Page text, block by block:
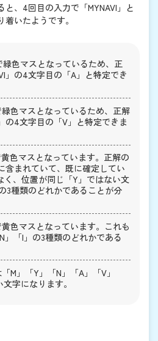
と、4回目の入力で「MYNAVI」と
いたようです。
色マスとなっているため、正
」の4文字目の「A」と特定でき
色マスとなっているため、正解
の4文字目の「V」と特定できま
色マスとなっています。正解の
含まれていて、既に確定してい
く、位置が同じ「Y」ではない文
3種類のどれかであることが分
色マスとなっています。これも
「I」の3種類のどれかである
M」「Y」「N」「A」「V」
文字になります。